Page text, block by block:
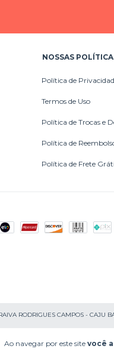
Ao navegar por este site você
NOSSAS
Política de
Termos de Uso
Política de Trocas e
Política de
Política de Frete
RODRIGUES CAMPOS - CAJU